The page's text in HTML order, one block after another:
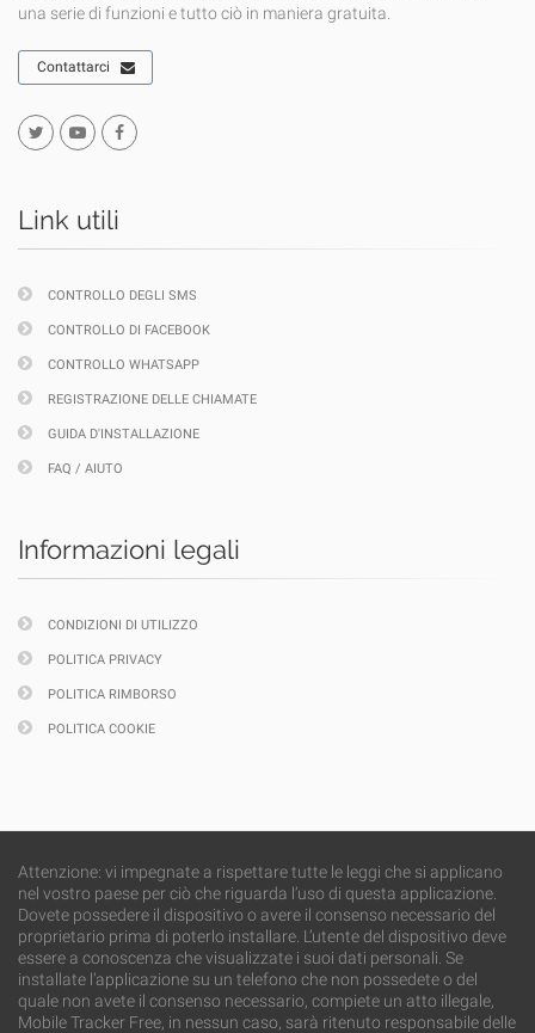
una serie di funzioni e tutto ciò in maniera gratuita.
Contattarci
Link utili
CONTROLLO DEGLI SMS
CONTROLLO DI FACEBOOK
CONTROLLO WHATSAPP
REGISTRAZIONE DELLE CHIAMATE
GUIDA D'INSTALLAZIONE
FAQ / AIUTO
Informazioni legali
CONDIZIONI DI UTILIZZO
POLITICA PRIVACY
POLITICA RIMBORSO
POLITICA COOKIE
Attenzione: vi impegnate a rispettare tutte le leggi che si applicano
nel vostro paese per ciò che riguarda l’uso di questa applicazione.
Dovete possedere il dispositivo o avere il consenso necessario del
proprietario prima di poterlo installare. L’utente del dispositivo deve
essere a conoscenza che visualizzate i suoi dati personali. Se
installate l’applicazione su un telefono che non possedete o del
quale non avete il consenso necessario, compiete un atto illegale,
Mobile Tracker Free, in nessun caso, sarà ritenuto responsabile delle